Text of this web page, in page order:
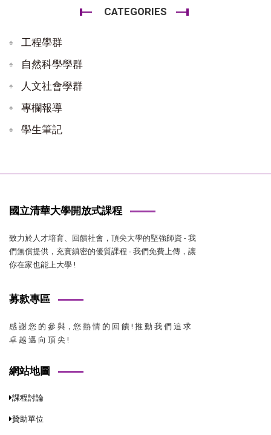
CATEGORIES
工程學群
自然科學學群
人文社會學群
專欄報導
學生筆記
國立清華大學開放式課程
致力於人才培育、回饋社會，頂尖大學的堅強師資 - 我
們無償提供，充實縝密的優質課程 - 我們免費上傳，讓
你在家也能上大學 !
募款專區
感 謝 您 的 參 與，您 熱 情 的 回 饋 ! 推 動 我 們 追 求
卓 越 邁 向 頂 尖 !
網站地圖
課程討論
贊助單位